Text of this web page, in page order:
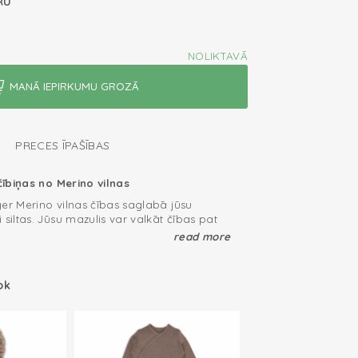
NOLIKTAVĀ
PRECES ĪPAŠĪBAS
no Merino vilnas
Merino vilnas čības saglabā jūsu
siltas. Jūsu mazulis var valkāt čības pat
regulē mazuļa kāju siltumu. Materiāls
soft and doesn't itch
read more